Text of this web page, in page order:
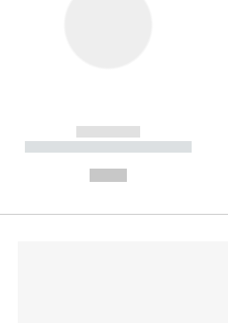
------------
----------- ----------- --------